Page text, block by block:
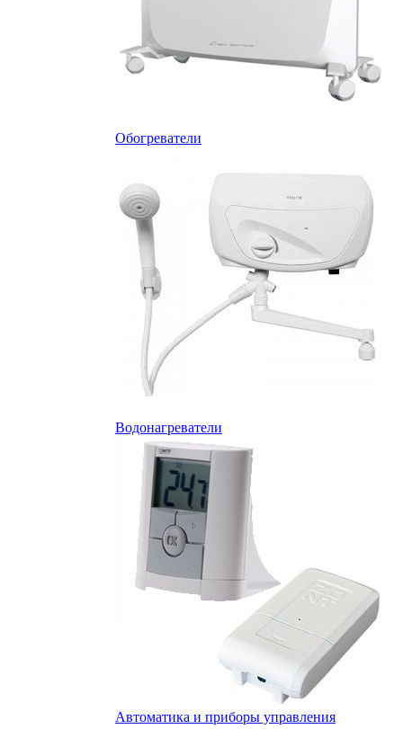
Обогреватели
Водонагреватели
Автоматика и приборы управления